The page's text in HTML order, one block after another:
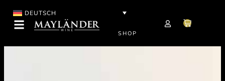
DEUTSCH
SHOP